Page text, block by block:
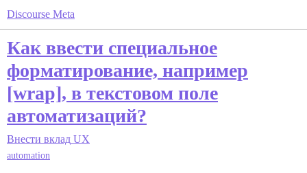
Discourse Meta
Как ввести специальное
форматирование, например
[wrap], в текстовом поле
автоматизаций?
Внести вклад UX
automation